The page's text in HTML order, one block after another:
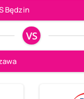
Będzin
VS